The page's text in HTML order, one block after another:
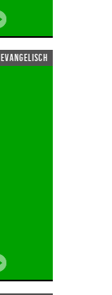
evangelisch